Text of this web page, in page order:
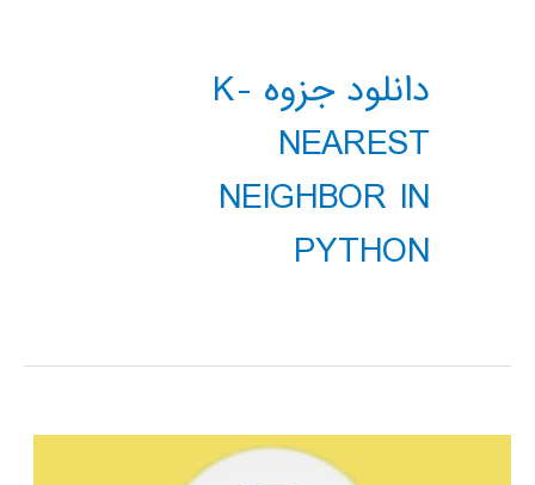
دانلود جزوه K-
NEAREST
NEIGHBOR IN
PYTHON